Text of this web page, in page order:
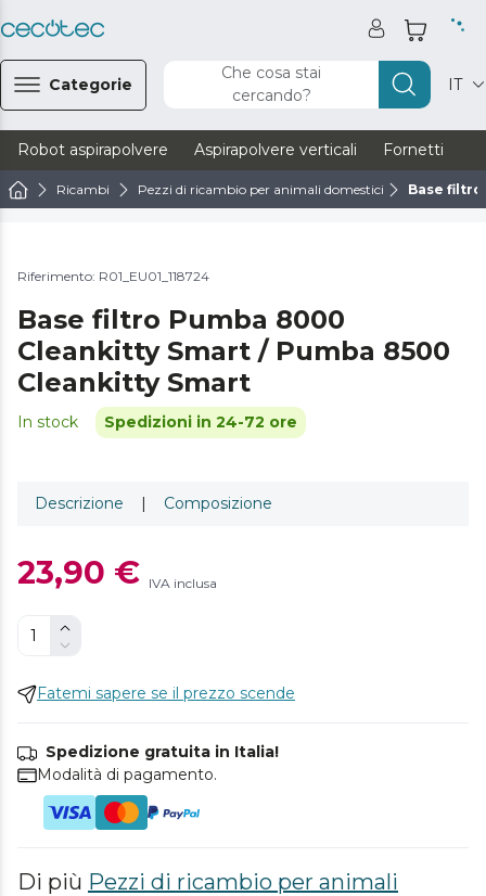
Categorie
Che cosa stai
cercando?
IT
Robot aspirapolvere Aspirapolvere verticali Fornetti
Ricambi Pezzi di ricambio per animali domestici Base filtro
Riferimento: R01_EU01_118724
Base filtro Pumba 8000
Cleankitty Smart / Pumba 8500
Cleankitty Smart
In stock Spedizioni in 24-72 ore
Descrizione | Composizione
23,90 € IVA inclusa
Fatemi sapere se il prezzo scende
Spedizione gratuita in Italia!
Modalità di pagamento.
Di più Pezzi di ricambio per animali